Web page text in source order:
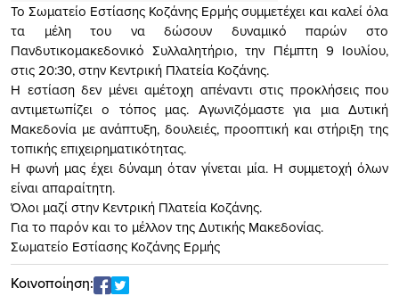
Το Σωματείο Εστίασης Κοζάνης Ερμής συμμετέχει και καλεί όλα
τα μέλη του να δώσουν δυναμικό παρών στο
Πανδυτικομακεδονικό Συλλαλητήριο, την Πέμπτη 9 Ιουλίου,
στις 20:30, στην Κεντρική Πλατεία Κοζάνης.
Η εστίαση δεν μένει αμέτοχη απέναντι στις προκλήσεις που
αντιμετωπίζει ο τόπος μας. Αγωνιζόμαστε για μια Δυτική
Μακεδονία με ανάπτυξη, δουλειές, προοπτική και στήριξη της
τοπικής επιχειρηματικότητας.
Η φωνή μας έχει δύναμη όταν γίνεται μία. Η συμμετοχή όλων
είναι απαραίτητη.
Όλοι μαζί στην Κεντρική Πλατεία Κοζάνης.
Για το παρόν και το μέλλον της Δυτικής Μακεδονίας.
Σωματείο Εστίασης Κοζάνης Ερμής
Κοινοποίηση: